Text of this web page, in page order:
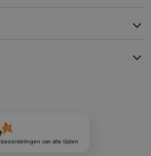
beoordelingenvan alle tijden